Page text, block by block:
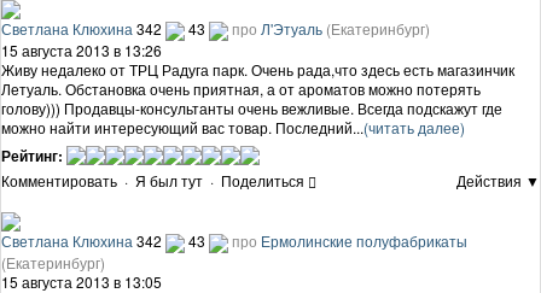
Светлана Клюхина 342 43 про Л'Этуаль (Екатеринбург)
15 августа 2013 в 13:26
Живу недалеко от ТРЦ Радуга парк. Очень рада,что здесь есть магазинчик
Летуаль. Обстановка очень приятная, а от ароматов можно потерять
голову))) Продавцы-консультанты очень вежливые. Всегда подскажут где
можно найти интересующий вас товар. Последний...(читать далее)
Рейтинг:
Комментировать · Я был тут · Поделиться Действия ▼
Светлана Клюхина 342 43 про Ермолинские полуфабрикаты
(Екатеринбург)
15 августа 2013 в 13:05